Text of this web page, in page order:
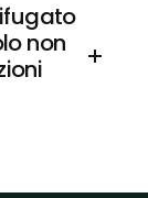
non